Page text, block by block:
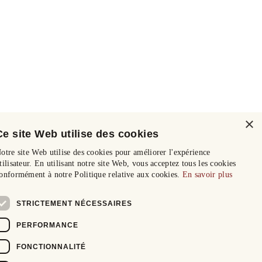
×
site Web utilise des cookies
site Web utilise des cookies pour améliorer l'expérience
En utilisant notre site Web, vous acceptez tous les cookies
à notre Politique relative aux cookies. En savoir plus
STRICTEMENT NÉCESSAIRES
PERFORMANCE
FONCTIONNALITÉ